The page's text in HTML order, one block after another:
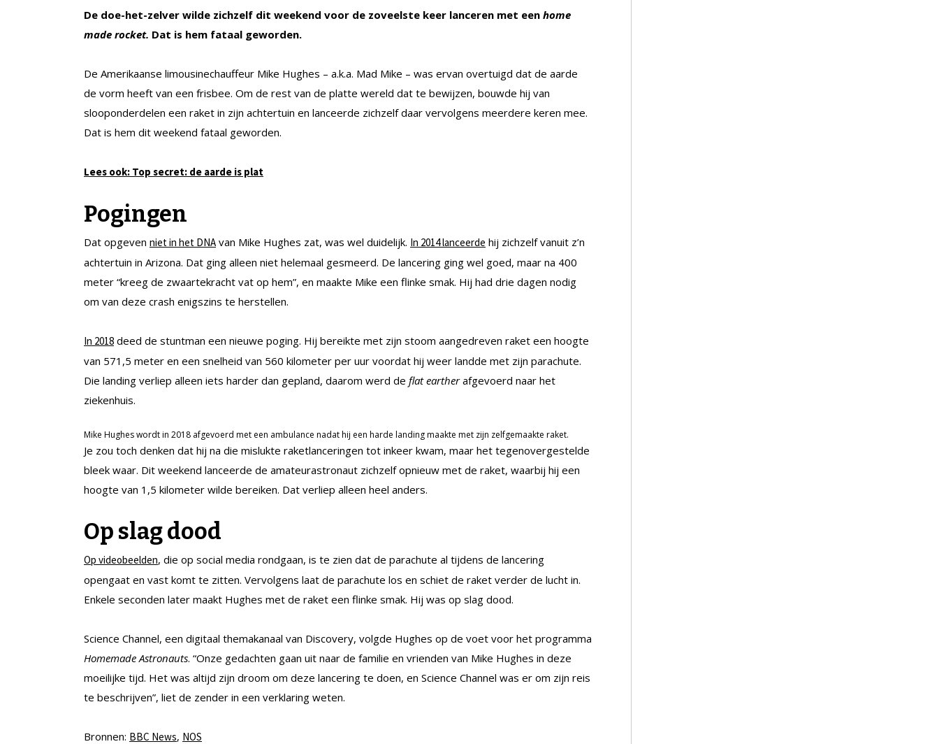
De doe-het-zelver wilde zichzelf dit weekend voor de zoveelste keer lanceren met een home
made rocket. Dat is hem fataal geworden.
De Amerikaanse limousinechauffeur Mike Hughes – a.k.a. Mad Mike – was ervan overtuigd dat de aarde
de vorm heeft van een frisbee. Om de rest van de platte wereld dat te bewijzen, bouwde hij van
slooponderdelen een raket in zijn achtertuin en lanceerde zichzelf daar vervolgens meerdere keren mee.
Dat is hem dit weekend fataal geworden.
Lees ook: Top secret: de aarde is plat
Pogingen
Dat opgeven niet in het DNA van Mike Hughes zat, was wel duidelijk. In 2014 lanceerde hij zichzelf vanuit z’n
achtertuin in Arizona. Dat ging alleen niet helemaal gesmeerd. De lancering ging wel goed, maar na 400
meter “kreeg de zwaartekracht vat op hem”, en maakte Mike een flinke smak. Hij had drie dagen nodig
om van deze crash enigszins te herstellen.
In 2018 deed de stuntman een nieuwe poging. Hij bereikte met zijn stoom aangedreven raket een hoogte
van 571,5 meter en een snelheid van 560 kilometer per uur voordat hij weer landde met zijn parachute.
Die landing verliep alleen iets harder dan gepland, daarom werd de flat eartherafgevoerd naar het
ziekenhuis.
Mike Hughes wordt in 2018 afgevoerd met een ambulance nadat hij een harde landing maakte met zijn zelfgemaakte raket.
Je zou toch denken dat hij na die mislukte raketlanceringen tot inkeer kwam, maar het tegenovergestelde
bleek waar. Dit weekend lanceerde de amateurastronaut zichzelf opnieuw met de raket, waarbij hij een
hoogte van 1,5 kilometer wilde bereiken. Dat verliep alleen heel anders.
Op slag dood
Op videobeelden, die op social media rondgaan, is te zien dat de parachute al tijdens de lancering
opengaat en vast komt te zitten. Vervolgens laat de parachute los en schiet de raket verder de lucht in.
Enkele seconden later maakt Hughes met de raket een flinke smak. Hij was op slag dood.
Science Channel, een digitaal themakanaal van Discovery, volgde Hughes op de voet voor het programma
Homemade Astronauts. “Onze gedachten gaan uit naar de familie en vrienden van Mike Hughes in deze
moeilijke tijd. Het was altijd zijn droom om deze lancering te doen, en Science Channel was er om zijn reis
te beschrijven”, liet de zender in een verklaring weten.
Bronnen: BBC News, NOS